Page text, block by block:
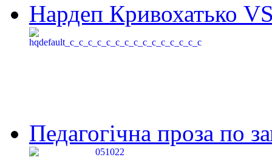
Нардеп Кривохатько
Педагогічна проза по